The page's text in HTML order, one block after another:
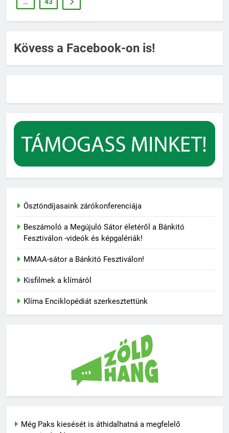
Kövess a Facebook-on is!
Ösztöndíjasaink zárókonferenciája
Beszámoló a Megújuló Sátor életéről a Bánkitó
Fesztiválon -videók és képgalériák!
MMAA-sátor a Bánkitó Fesztiválon!
Kisfilmek a klímáról
Klíma Enciklopédiát szerkesztettünk
Még Paks kiesését is áthidalhatná a megfelelő